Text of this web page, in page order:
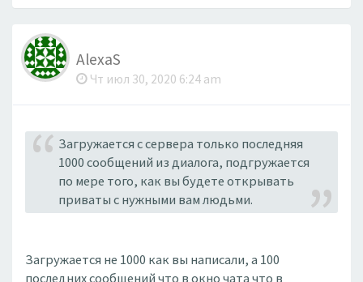
AlexaS
Чт июл 30, 2020 6:24 am
Загружается с сервера только последняя
1000 сообщений из диалога, подгружается
по мере того, как вы будете открывать
приваты с нужными вам людьми.
Загружается не 1000 как вы написали, а 100